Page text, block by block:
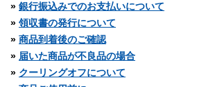
» 銀行振込みでのお支払いについて
» 領収書の発行について
» 商品到着後のご確認
» 届いた商品が不良品の場合
» クーリングオフについて